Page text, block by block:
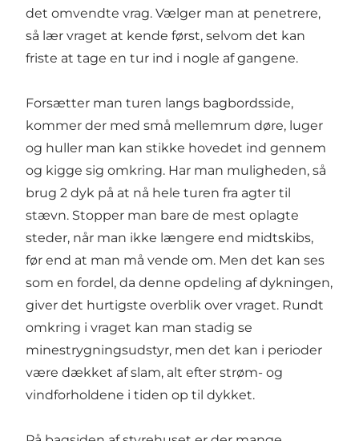
det omvendte vrag. Vælger man at penetrere,
så lær vraget at kende først, selvom det kan
friste at tage en tur ind i nogle af gangene.
Forsætter man turen langs bagbordsside,
kommer der med små mellemrum døre, luger
og huller man kan stikke hovedet ind gennem
og kigge sig omkring. Har man muligheden, så
brug 2 dyk på at nå hele turen fra agter til
stævn. Stopper man bare de mest oplagte
steder, når man ikke længere end midtskibs,
før end at man må vende om. Men det kan ses
som en fordel, da denne opdeling af dykningen,
giver det hurtigste overblik over vraget. Rundt
omkring i vraget kan man stadig se
minestrygningsudstyr, men det kan i perioder
være dækket af slam, alt efter strøm- og
vindforholdene i tiden op til dykket.